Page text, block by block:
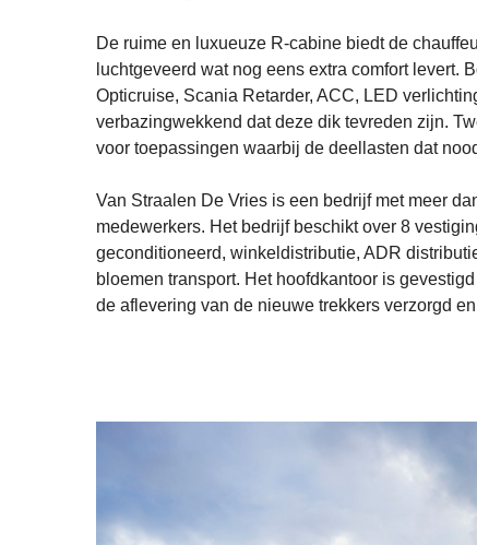
De ruime en luxueuze R-cabine biedt de
luchtgeveerd wat nog eens extra comfort levert.
Opticruise, Scania Retarder, ACC, LED
verbazingwekkend dat deze dik tevreden zijn.
voor toepassingen waarbij de deellasten dat
Van Straalen De Vries is een bedrijf met meer
medewerkers. Het bedrijf beschikt over 8
geconditioneerd, winkeldistributie, ADR
bloemen transport. Het hoofdkantoor is
de aflevering van de nieuwe trekkers verzorgd